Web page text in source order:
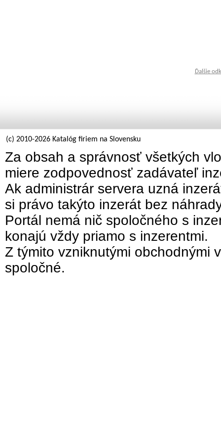
Ďalšie
(c) 2010-2026 Katalóg firiem na Slovensku
Za obsah a správnosť všetkých
miere zodpovednosť zadávateľ
Ak administrár servera uzná
si právo takýto inzerát bez
Portál nemá nič spoločného s
konajú vždy priamo s inzerentmi.
Z týmito vzniknutými obchodnými
spoločné.